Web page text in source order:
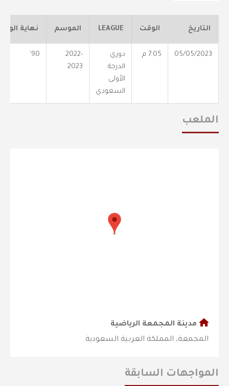
التاريخ الوقت LEAGUE الموسم نهاية
05/05/2023 7:05 م
دوري
الدرجة
الأولى
السعودي
2022-
2023
90'
الملعب
مدينة المجمعة الرياضية
المجمعة، المملكة العربية السعودية
المواجهات السابقة